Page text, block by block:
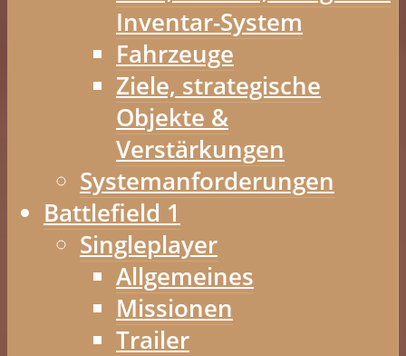
Inventar-System
Fahrzeuge
Ziele, strategische
Objekte &
Verstärkungen
Systemanforderungen
Battlefield 1
Singleplayer
Allgemeines
Missionen
Trailer